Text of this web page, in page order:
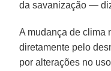
da savanização —
A mudança de clima
diretamente pelo
por alterações no